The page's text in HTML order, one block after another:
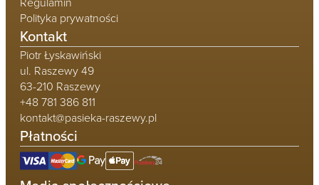
Polityka prywatności
Kontakt
Piotr Łyskawiński
ul. Raszewy 49
63-210 Raszewy
+48 781 386 811
kontakt@pasieka-raszewy.pl
Płatności